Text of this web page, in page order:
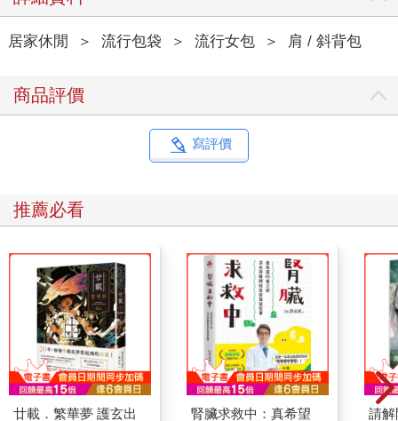
居家休閒 ＞ 流行包袋 ＞ 流行女包 ＞ 肩 / 斜背包
商品評價
寫評價
推薦必看
廿載．繁華夢 護玄出 腎臟求救中：真希望 請解